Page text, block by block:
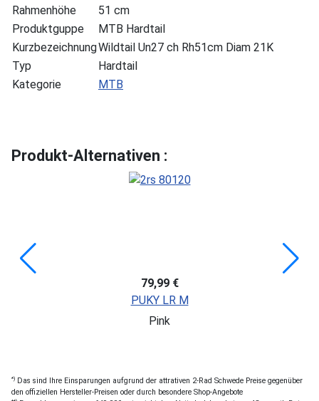
Rahmenhöhe
51 cm
Produktguppe
MTB Hardtail
KurzbezeichnungWildtail Un27 ch Rh51cm Diam 21K
Typ
Hardtail
Kategorie
MTB
Produkt-Alternativen :
79,99 €
PUKY LR M
Pink
*) Das sind Ihre Einsparungen aufgrund der attrativen 2-Rad Schwede Preise gegenüber
den offiziellen Hersteller-Preisen oder durch besondere Shop-Angebote